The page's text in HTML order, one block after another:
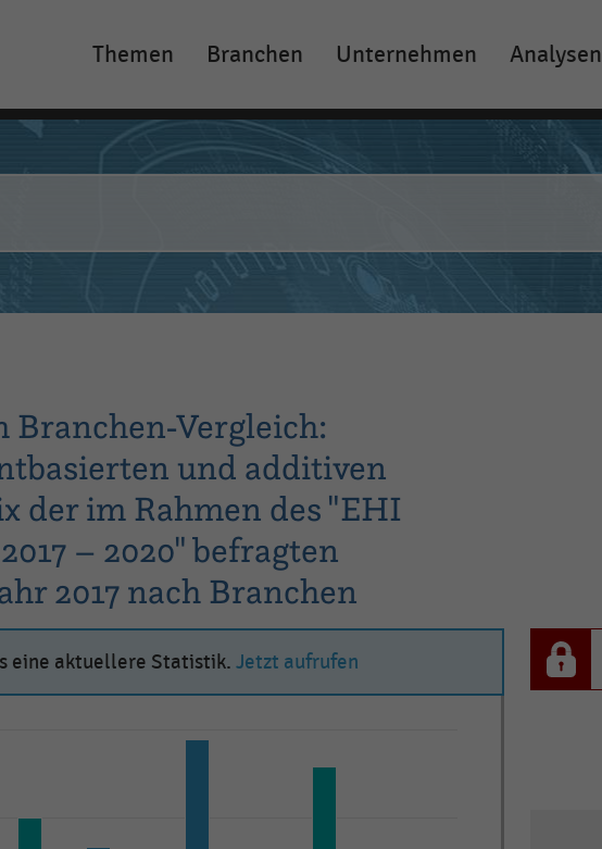
Main
navigation
Themen Branchen Unternehmen Analysen
Vergleich:
und additiven
der im Rahmen des "EHI
– 2020" befragten
2017 nach Branchen
eine aktuellere Statistik. Jetzt aufrufen